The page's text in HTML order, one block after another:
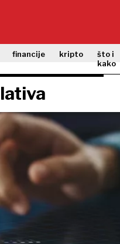
financije kripto
što i
kako